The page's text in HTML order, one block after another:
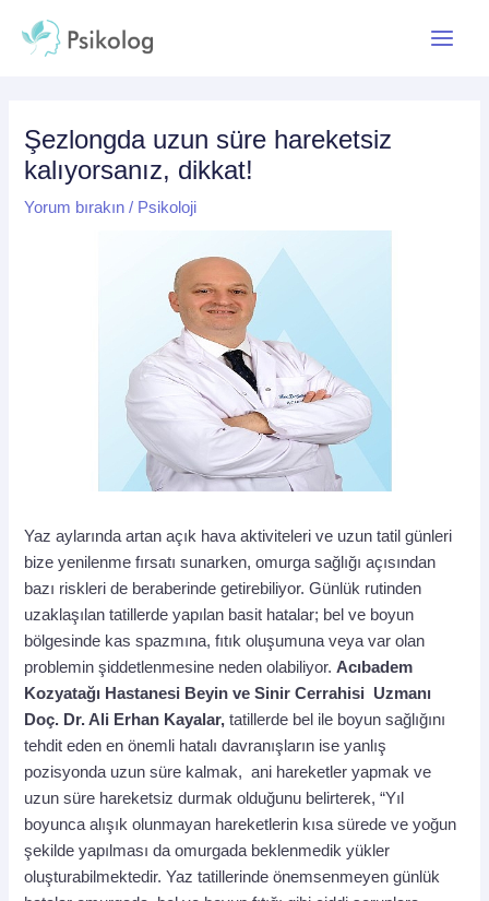
atla
Şezlongda uzun süre hareketsiz
kalıyorsanız, dikkat!
Yorum bırakın / Psikoloji
Yaz aylarında artan açık hava aktiviteleri ve uzun tatil günleri
bize yenilenme fırsatı sunarken, omurga sağlığı açısından
bazı riskleri de beraberinde getirebiliyor. Günlük rutinden
uzaklaşılan tatillerde yapılan basit hatalar; bel ve boyun
bölgesinde kas spazmına, fıtık oluşumuna veya var olan
problemin şiddetlenmesine neden olabiliyor. Acıbadem
Kozyatağı Hastanesi Beyin ve Sinir Cerrahisi Uzmanı
Doç. Dr. Ali Erhan Kayalar,tatillerde bel ile boyun sağlığını
tehdit eden en önemli hatalı davranışların ise yanlış
pozisyonda uzun süre kalmak, ani hareketler yapmak ve
uzun süre hareketsiz durmak olduğunu belirterek, “Yıl
boyunca alışık olunmayan hareketlerin kısa sürede ve yoğun
şekilde yapılması da omurgada beklenmedik yükler
oluşturabilmektedir. Yaz tatillerinde önemsenmeyen günlük
dolaşımı